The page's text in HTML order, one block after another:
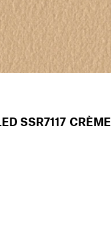
SSR7117 CRÈME